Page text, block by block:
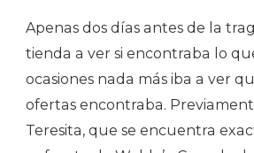
Apenas dos días antes de la
tienda a ver si encontraba lo
ocasiones nada más iba a ver
ofertas encontraba.
Teresita, que se encuentra